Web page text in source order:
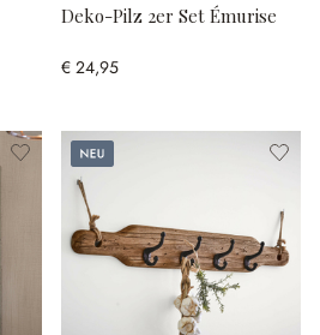
Deko-Pilz 2er Set Émurise
€ 24,95
Neu